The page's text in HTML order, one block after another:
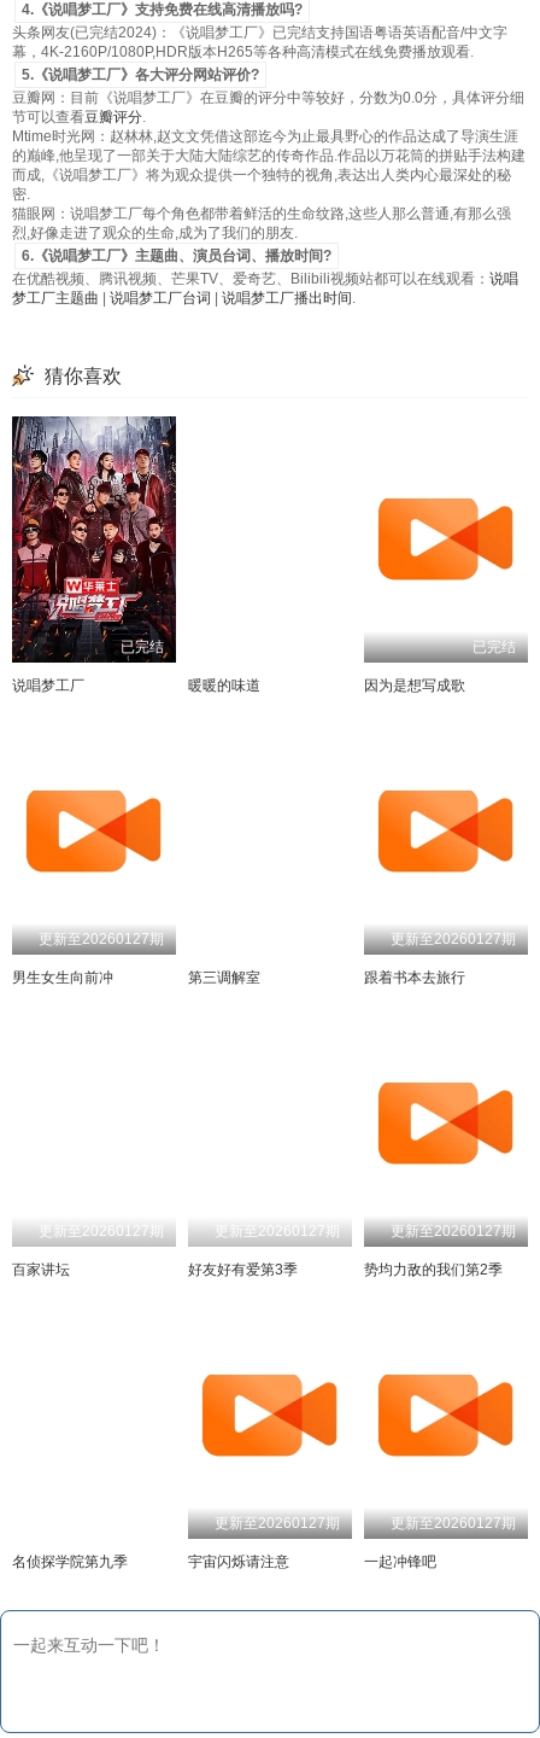
4.《说唱梦工厂》支持免费在线高清播放吗?
头条网友(已完结2024)：《说唱梦工厂》已完结支持国语粤语英语配音/中文字
幕，4K-2160P/1080P,HDR版本H265等各种高清模式在线免费播放观看.
5.《说唱梦工厂》各大评分网站评价?
豆瓣网：目前《说唱梦工厂》在豆瓣的评分中等较好，分数为0.0分，具体评分细
节可以查看豆瓣评分.
Mtime时光网：赵林林,赵文文凭借这部迄今为止最具野心的作品达成了导演生涯
的巅峰,他呈现了一部关于大陆大陆综艺的传奇作品.作品以万花筒的拼贴手法构建
而成,《说唱梦工厂》将为观众提供一个独特的视角,表达出人类内心最深处的秘
密.
猫眼网：说唱梦工厂每个角色都带着鲜活的生命纹路,这些人那么普通,有那么强
烈,好像走进了观众的生命,成为了我们的朋友.
6.《说唱梦工厂》主题曲、演员台词、播放时间?
在优酷视频、腾讯视频、芒果TV、爱奇艺、Bilibili视频站都可以在线观看： 说唱
梦工厂主题曲
说唱梦工厂台词 说唱梦工厂播出时间 .
猜你喜欢
已完结
说唱梦工厂 暖暖的味道
已完结
因为是想写成歌
更新至20260127期
男生女生向前冲 第三调解室
更新至20260127期
跟着书本去旅行
更新至20260127期
百家讲坛
更新至20260127期
好友好有爱第3季
更新至20260127期
势均力敌的我们第2季
名侦探学院第九季
更新至20260127期
宇宙闪烁请注意
更新至20260127期
一起冲锋吧